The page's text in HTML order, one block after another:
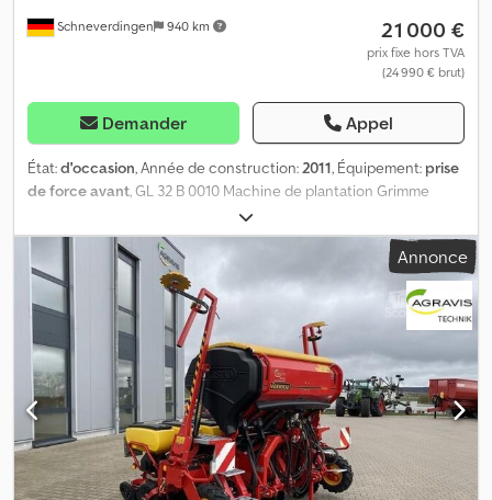
Schneverdingen 940 km 21 000 €
prix fixe hors TVA
(24 990 € brut)
Demander Appel
État:d'occasion, Année de construction:2011, Équipement: prise
de force avant, GL 32 B 0010 Machine de plantation Grimme
GL32B d'occasion 0020 Type : GL 32 B 0030 N° de châssis :
22200998 0040 Année de fabrication : 2011 0050 Machine de
plantation Grimme GL32B d'occasion 0060 Machine de
plantation à 2 rangées 0070 Godets verts 0080 Trémie à
traitement des semences, avec système hydraulique 0090 Butte
de 85 cm 0100 Écart de 1,8 m 0110 Formeur de buttes 0120
Rouleau à grilles 0130 Éclairage Dodpfxjzfw Hpo Ap Aewa FA 200
(0010) Épandeur d'engrais frontal Grimme à 2 rangées (0020)
Espacement des rangs : 85 cm (0030) Cadre de support pour
épandeur d’engrais frontal, pour (0040) l’installation d’un système
de traitement des semences TS 420 et/ou (0050) d’un corps de
buttage (0060) 2 corps de buttage pour épandeur d’engrais
frontal (0070) buses à disque fermées avec (0080) disque Ø
Annonce